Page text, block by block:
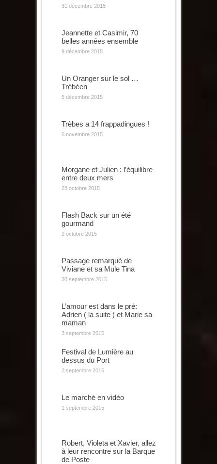
31 décembre 2015
Jeannette et Casimir, 70
belles années ensemble
9 décembre 2015
Un Oranger sur le sol …
Trébéen
5 décembre 2015
Trèbes a 14 frappadingues !
6 novembre 2015
Morgane et Julien : l’équilibre
entre deux mers
28 octobre 2015
Flash Back sur un été
gourmand
2 octobre 2015
Passage remarqué de
Viviane et sa Mule Tina
30 septembre 2015
L’amour est dans le pré:
Adrien ( la suite ) et Marie sa
maman
3 septembre 2015
Festival de Lumière au
dessus du Port
2 septembre 2015
Le marché en vidéo
1 septembre 2015
Robert, Violeta et Xavier, allez
à leur rencontre sur la Barque
de Poste